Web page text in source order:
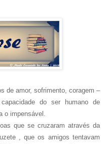
de amor, sofrimento, coragem –
do ser humano de
o impensável.
que se cruzaram através da
, que os amigos tentavam